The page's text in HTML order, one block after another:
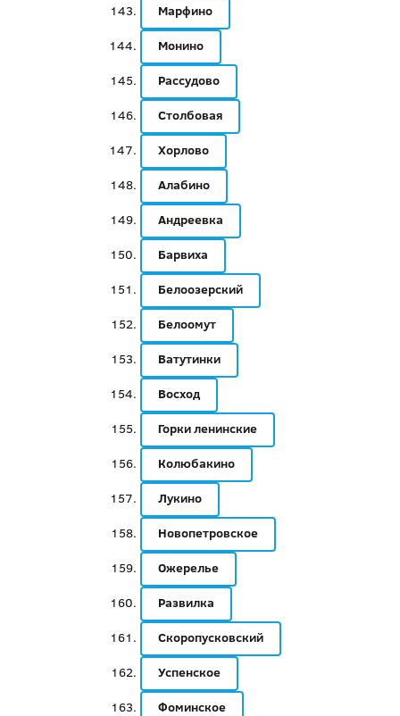
Марфино
Монино
Рассудово
Столбовая
Хорлово
Алабино
Андреевка
Барвиха
Белоозерский
Белоомут
Ватутинки
Восход
Горки ленинские
Колюбакино
Лукино
Новопетровское
Ожерелье
Развилка
Скоропусковский
Успенское
Фоминское